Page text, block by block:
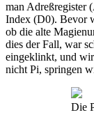
man Adreßregister
Index (D0). Bevor
ob die alte
dies der Fall, war
eingeklinkt, und
nicht Pi, springen
Die